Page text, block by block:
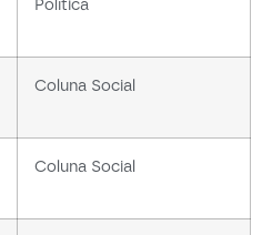
Política
Coluna Social
Coluna Social